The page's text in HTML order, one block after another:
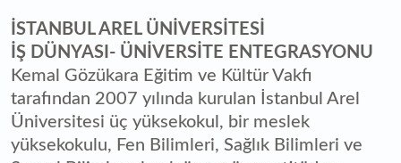
İSTANBUL AREL ÜNİVERSİTESİ
İŞ DÜNYASI- ÜNİVERSİTE ENTEGRASYONU
Kemal Gözükara Eğitim ve Kültür Vakfı
tarafından 2007 yılında kurulan İstanbul Arel
Üniversitesi üç yüksekokul, bir meslek
yüksekokulu, Fen Bilimleri, Sağlık Bilimleri ve